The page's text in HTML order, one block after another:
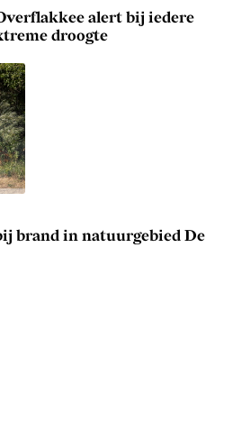
alert bij iedere
droogte
brand in natuurgebied De